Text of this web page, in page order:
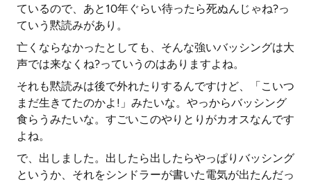
ているので、あと10年ぐらい待ったら死ぬんじゃね?っ
ていう黙読みがあり。
亡くならなかったとしても、そんな強いバッシングは大
声では来なくね?っていうのはありますよね。
それも黙読みは後で外れたりするんですけど、「こいつ
まだ生きてたのかよ!」みたいな。やっからバッシング
食らうみたいな。すごいこのやりとりがカオスなんです
よね。
で、出しました。出したら出したらやっぱりバッシング
というか、それをシンドラーが書いた電気が出たんだっ